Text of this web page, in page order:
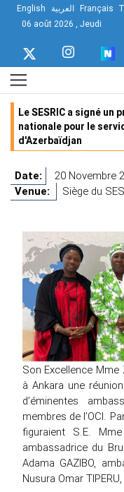
English العربية Français
06 août 2026 , Jeudi
Le SESRIC a signé
nationale pour le
d'Azerbaïdjan
Date:
20 Novembre
Venue:
Siège du
Son Excellence
à Ankara une
d’éminentes
membres de l’OCI.
figuraient S.E.
ambassadrice du
Adama GAZIBO,
Nusura Omar